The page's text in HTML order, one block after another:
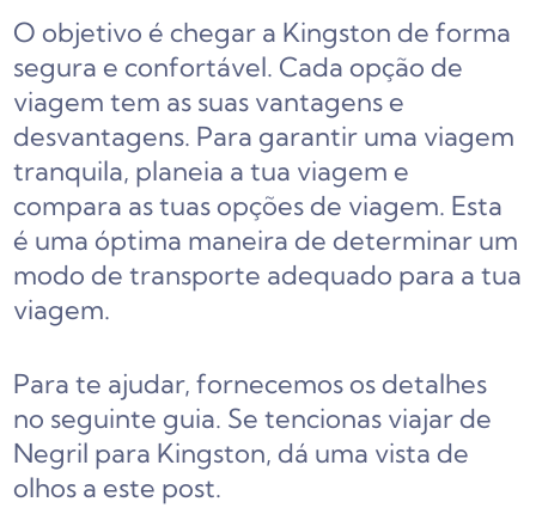
O objetivo é chegar a Kingston de forma
segura e confortável. Cada opção de
viagem tem as suas vantagens e
desvantagens. Para garantir uma viagem
tranquila, planeia a tua viagem e
compara as tuas opções de viagem. Esta
é uma óptima maneira de determinar um
modo de transporte adequado para a tua
viagem.
Para te ajudar, fornecemos os detalhes
no seguinte guia. Se tencionas viajar de
Negril para Kingston, dá uma vista de
olhos a este post.